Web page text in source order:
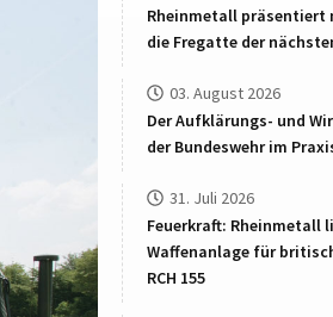
Rheinmetall präsentiert
die Fregatte der
03. August 2026
Der Aufklärungs- und
der Bundeswehr im
31. Juli 2026
Feuerkraft: Rheinmetall
Waffenanlage für
RCH 155